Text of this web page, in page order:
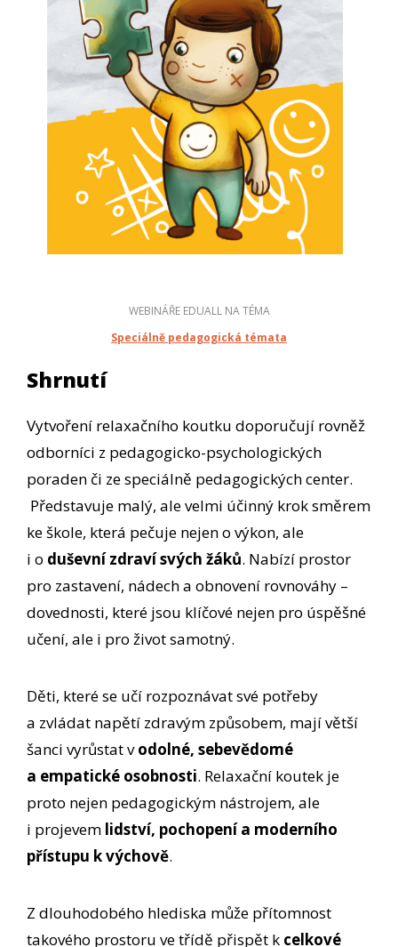
WEBINÁŘE EDUALL NA TÉMA
Speciálně pedagogická témata
Shrnutí
Vytvoření relaxačního koutku doporučují rovněž
odborníci z pedagogicko-psychologických
poraden či ze speciálně pedagogických center.
Představuje malý, ale velmi účinný krok směrem
ke škole, která pečuje nejen o výkon, ale
i o duševní zdraví svých žáků. Nabízí prostor
pro zastavení, nádech a obnovení rovnováhy –
dovednosti, které jsou klíčové nejen pro úspěšné
učení, ale i pro život samotný.
Děti, které se učí rozpoznávat své potřeby
a zvládat napětí zdravým způsobem, mají větší
šanci vyrůstat vodolné, sebevědomé
a empatické osobnosti. Relaxační koutek je
proto nejen pedagogickým nástrojem, ale
i projevem lidství, pochopení a moderního
přístupu k výchově.
Z dlouhodobého hlediska může přítomnost
takového prostoru ve třídě přispět k celkové